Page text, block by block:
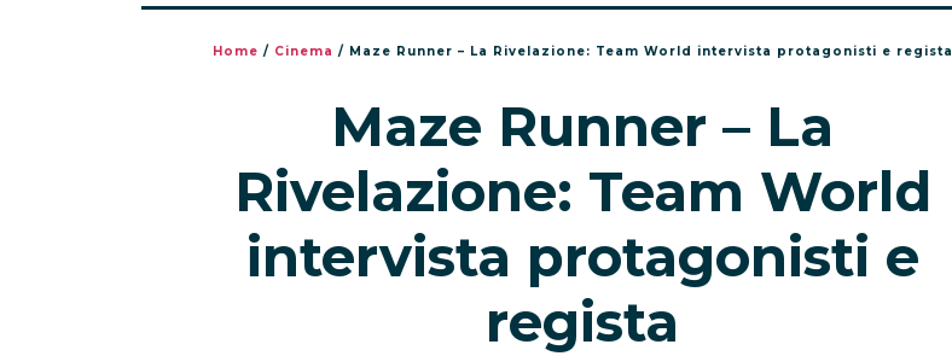
Home / Cinema / Maze Runner – La Rivelazione: Team World intervista protagonisti e regista
Maze Runner – La
Rivelazione: Team World
intervista protagonisti e
regista